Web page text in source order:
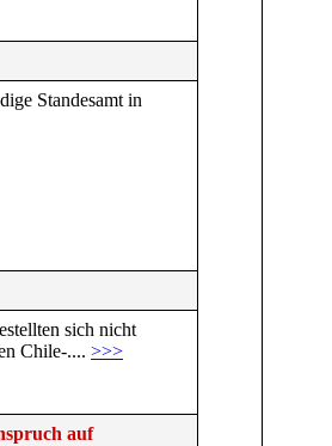
Standesamt in
sich nicht
Chile-.... >>>
auf